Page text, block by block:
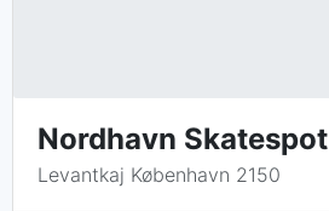
Nordhavn Skatespot
Levantkaj København 2150